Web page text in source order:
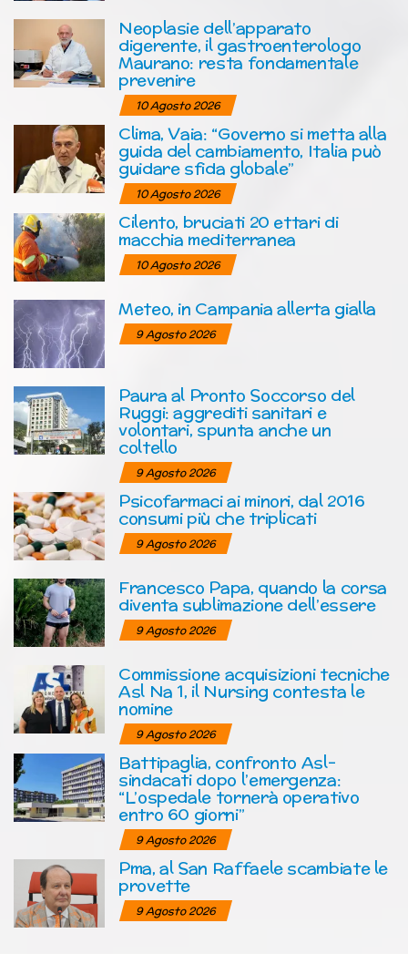
Neoplasie dell’apparato
digerente, il gastroenterologo
Maurano: resta fondamentale
prevenire
10 Agosto 2026
Clima, Vaia: “Governo si metta alla
guida del cambiamento, Italia può
guidare sfida globale”
10 Agosto 2026
Cilento, bruciati 20 ettari di
macchia mediterranea
10 Agosto 2026
Meteo, in Campania allerta gialla
9 Agosto 2026
Paura al Pronto Soccorso del
Ruggi: aggrediti sanitari e
volontari, spunta anche un
coltello
9 Agosto 2026
Psicofarmaci ai minori, dal 2016
consumi più che triplicati
9 Agosto 2026
Francesco Papa, quando la corsa
diventa sublimazione dell’essere
9 Agosto 2026
Commissione acquisizioni tecniche
Asl Na 1, il Nursing contesta le
nomine
9 Agosto 2026
Battipaglia, confronto Asl-
sindacati dopo l’emergenza:
“L’ospedale tornerà operativo
entro 60 giorni”
9 Agosto 2026
Pma, al San Raffaele scambiate le
provette
9 Agosto 2026